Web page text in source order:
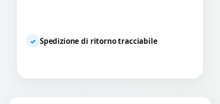
✓ Spedizione di ritorno tracciabile